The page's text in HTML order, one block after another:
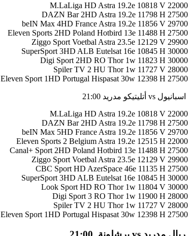
M.LaLiga HD Astra 19.2e 10818 V 22000
DAZN Bar 2HD Astra 19.2e 11798 H 27500
beIN Max 4HD France Astra 19.2e 11856 V 29700
Eleven Sports 2HD Poland Hotbird 13e 11488 H 27500
Ziggo Sport Voetbal Astra 23.5e 12129 V 29900
SuperSport 3HD ALB Eutelsat 16e 10845 H 30000
Digi Sport 2HD RO Thor 1w 11823 H 30000
Spiler TV 2 HU Thor 1w 11727 V 28000
Eleven Sport 1HD Portugal Hispasat 30w 12398 H 27500
اسبانيول vs أتليتيكو مدريد 21:00
M.LaLiga HD Astra 19.2e 10818 V 22000
DAZN Bar 2HD Astra 19.2e 11798 H 27500
beIN Max 5HD France Astra 19.2e 11856 V 29700
Eleven Sports 2 Belgium Astra 19.2e 12515 H 22000
Canal+ Sport 2HD Poland Hotbird 13e 11488 H 27500
Ziggo Sport Voetbal Astra 23.5e 12129 V 29900
CBC Sport HD AzerSpace 46e 11135 H 27500
SuperSport 3HD ALB Eutelsat 16e 10845 H 30000
Look Sport HD RO Thor 1w 11804 V 30000
Digi Sport 3 RO Thor 1w 11900 H 28000
Spiler TV 2 HU Thor 1w 11727 V 28000
Eleven Sport 1HD Portugal Hispasat 30w 12398 H 27500